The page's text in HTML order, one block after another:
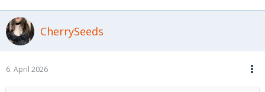
CherrySeeds
6. April 2026